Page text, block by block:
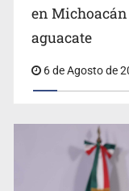
Impulsan jornada
en
aguacate
6 de Agosto de